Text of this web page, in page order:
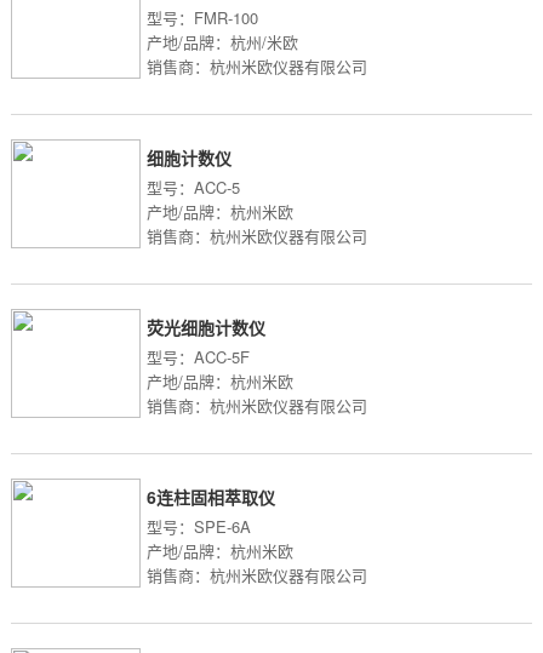
型号：FMR-100
产地/品牌：杭州/米欧
销售商：杭州米欧仪器有限公司
细胞计数仪
型号：ACC-5
产地/品牌：杭州米欧
销售商：杭州米欧仪器有限公司
荧光细胞计数仪
型号：ACC-5F
产地/品牌：杭州米欧
销售商：杭州米欧仪器有限公司
6连柱固相萃取仪
型号：SPE-6A
产地/品牌：杭州米欧
销售商：杭州米欧仪器有限公司